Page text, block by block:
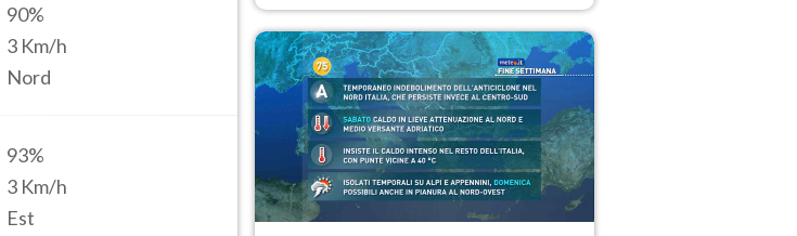
90%
3 Km/h
Nord
93%
3 Km/h
Est
temperature molto elevate